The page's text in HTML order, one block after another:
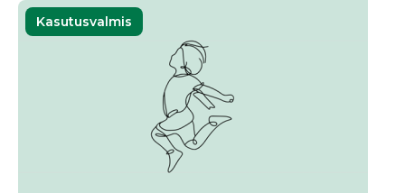
Kasutusvalmis